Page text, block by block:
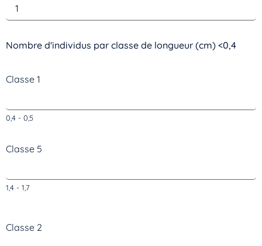
Nombre d'individus par classe de longueur (cm) <0,4
Classe 1
0,4 - 0,5
Classe 5
1,4 - 1,7
Classe 2